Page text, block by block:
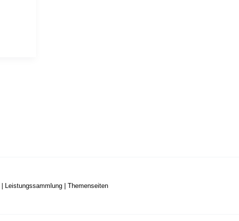
Leistungssammlung Themenseiten